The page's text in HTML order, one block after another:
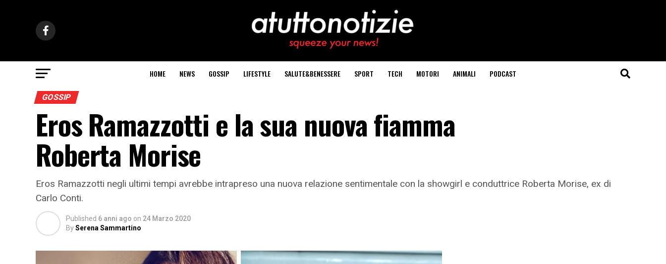
HOME NEWS GOSSIP LIFESTYLE SALUTE&BENESSERE SPORT TECH MOTORI ANIMALI PODCAST
GOSSIP
Eros Ramazzotti e la sua nuova fiamma
Roberta Morise
Eros Ramazzotti negli ultimi tempi avrebbe intrapreso una nuova relazione sentimentale con la showgirl e conduttrice Roberta Morise, ex di
Carlo Conti.
Published 6 anni ago on 24 Marzo 2020
BySerena Sammartino